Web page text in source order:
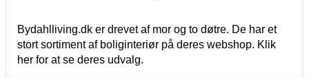
Bydahlliving.dk er drevet af mor og to døtre. De har et
stort sortiment af boliginteriør på deres webshop. Klik
her for at se deres udvalg.